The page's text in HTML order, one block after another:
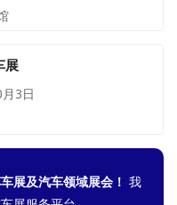
展
3日
展及汽车领域展会！ 我